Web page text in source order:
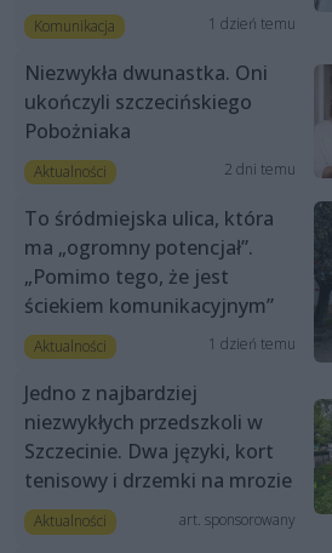
Komunikacja 1 dzień temu
Niezwykła dwunastka. Oni
ukończyli szczecińskiego
Pobożniaka
Aktualności 2 dni temu
To śródmiejska ulica, która
ma „ogromny potencjał”.
„Pomimo tego, że jest
ściekiem komunikacyjnym”
Aktualności 1 dzień temu
Jedno z najbardziej
niezwykłych przedszkoli w
Szczecinie. Dwa języki, kort
tenisowy i drzemki na mrozie
Aktualności art. sponsorowany